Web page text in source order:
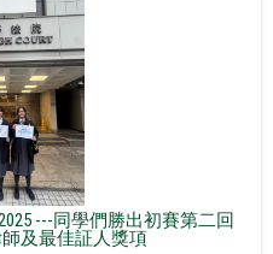
---同學們勝出初賽第二回
及最佳証人獎項